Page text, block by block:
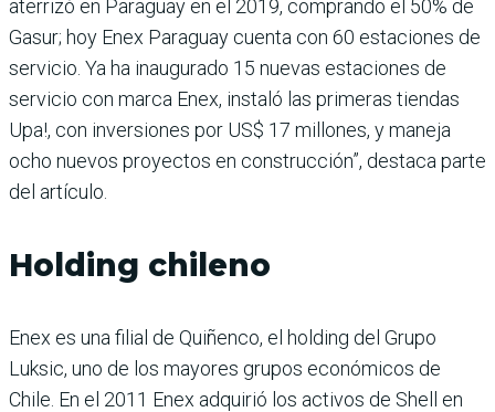
aterrizó en Paraguay en el 2019, comprando el 50% de
Gasur; hoy Enex Paraguay cuenta con 60 estaciones de
servicio. Ya ha inaugurado 15 nuevas estaciones de
servi­cio con marca Enex, instaló las primeras tiendas
Upa!, con inversiones por US$ 17 millones, y maneja
ocho nuevos proyectos en cons­trucción”, destaca parte
del artículo.
Holding chileno
Enex es una filial de Quiñenco, el holding del Grupo
Luksic, uno de los mayores grupos económicos de
Chile. En el 2011 Enex adquirió los acti­vos de Shell en